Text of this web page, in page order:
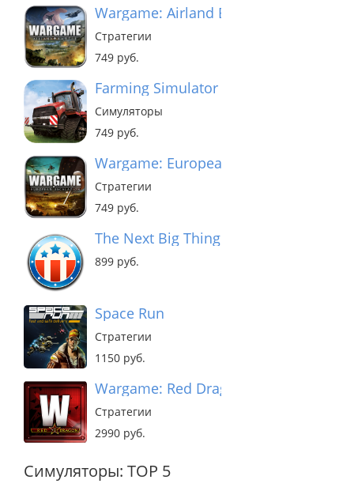
Wargame: Airland Battle
Стратегии
749 руб.
Farming Simulator 2013
Симуляторы
749 руб.
Wargame: European Escalation
Стратегии
749 руб.
The Next Big Thing
899 руб.
Space Run
Стратегии
1150 руб.
Wargame: Red Dragon
Стратегии
2990 руб.
Симуляторы: TOP 5